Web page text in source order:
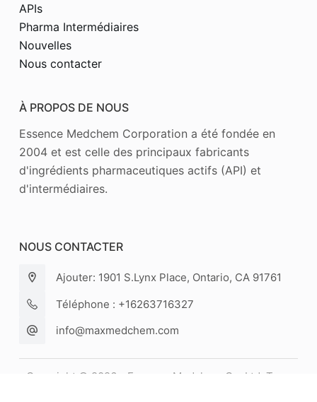
APIs
Pharma Intermédiaires
Nouvelles
Nous contacter
À PROPOS DE NOUS
Essence Medchem Corporation a été fondée en
2004 et est celle des principaux fabricants
d'ingrédients pharmaceutiques actifs (API) et
d'intermédiaires.
NOUS CONTACTER
Ajouter: 1901 S.Lynx Place, Ontario, CA 91761
Téléphone : +16263716327
info@maxmedchem.com
Copyright © 2026 - Essence Medchem Co. Ltd. Tous